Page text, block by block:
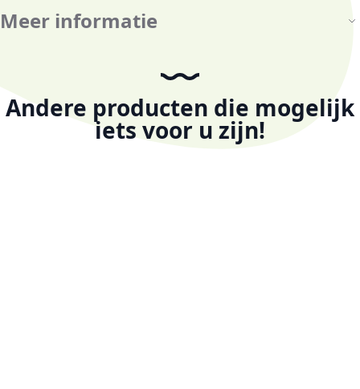
Meer informatie
Andere producten die mogelijk
iets voor u zijn!